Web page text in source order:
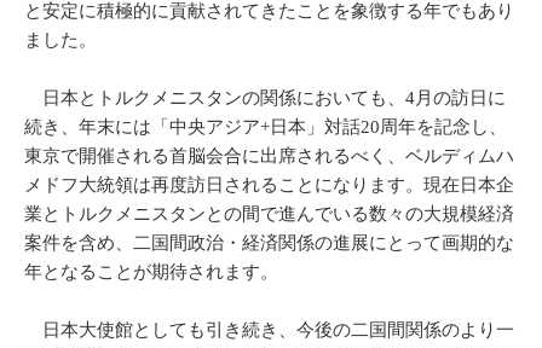
と安定に積極的に貢献されてきたことを象徴する年でもあり
ました。
日本とトルクメニスタンの関係においても、4月の訪日に
続き、年末には「中央アジア+日本」対話20周年を記念し、
東京で開催される首脳会合に出席されるべく、ベルディムハ
メドフ大統領は再度訪日されることになります。現在日本企
業とトルクメニスタンとの間で進んでいる数々の大規模経済
案件を含め、二国間政治・経済関係の進展にとって画期的な
年となることが期待されます。
日本大使館としても引き続き、今後の二国間関係のより一